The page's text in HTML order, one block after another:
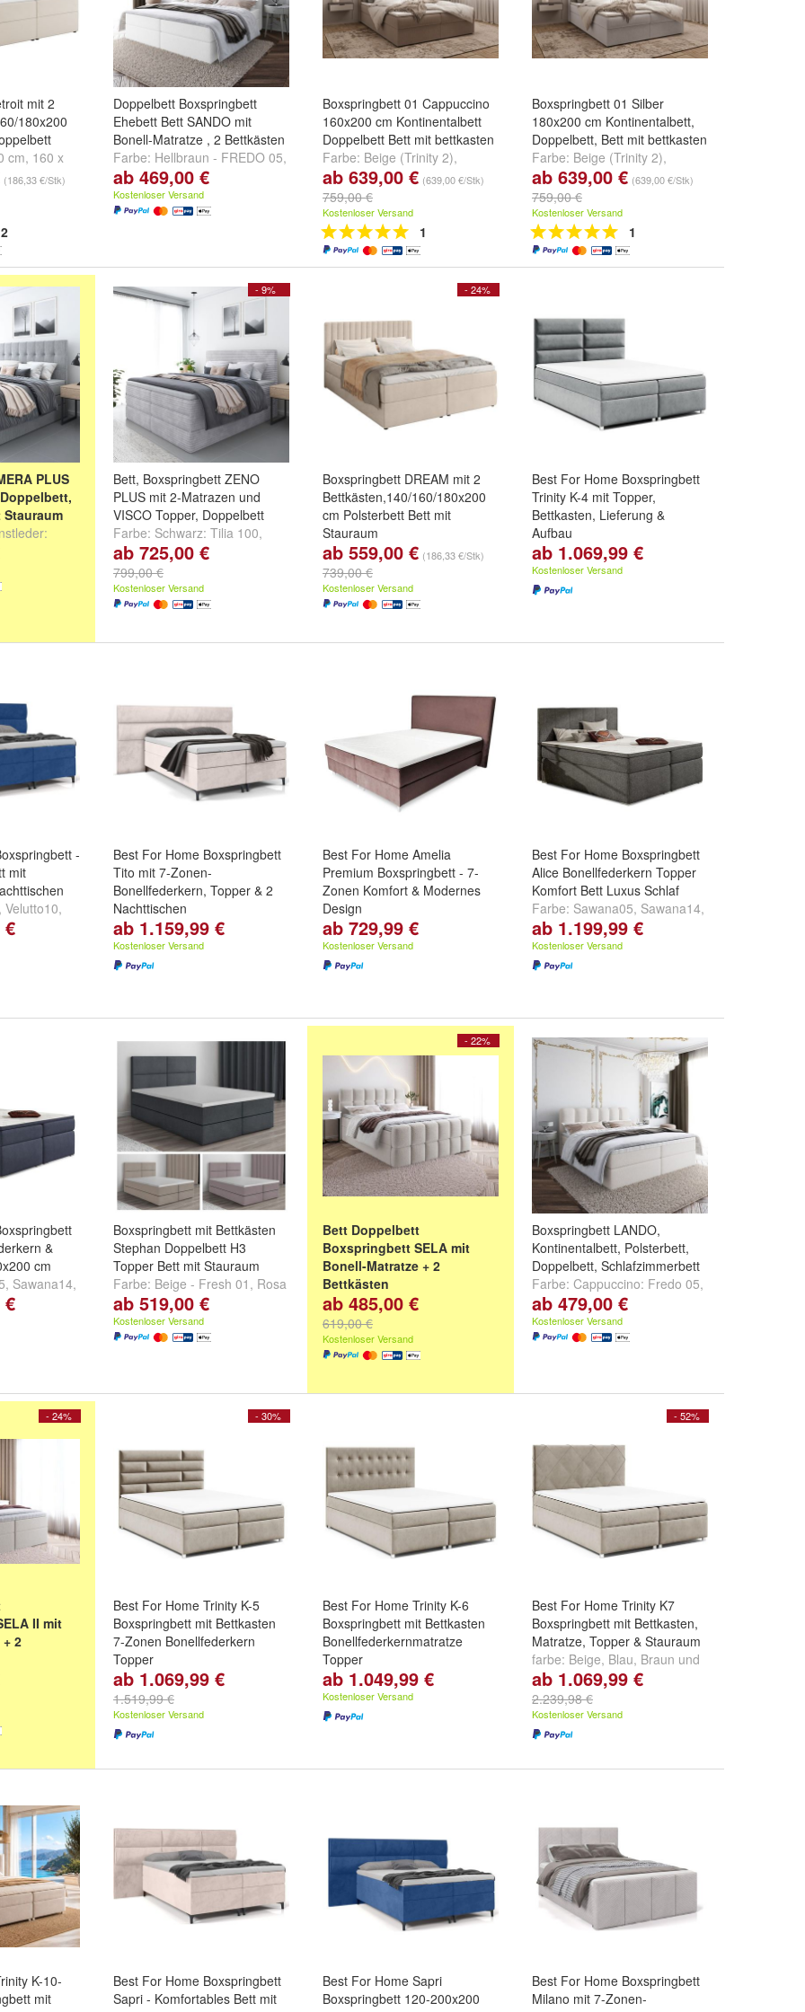
mit 2
180x200
cm, 160 x
200 cm
(186,33 €/Stk)
2
Doppelbett Boxspringbett
Ehebett Bett SANDO mit
Bonell-Matratze , 2 Bettkästen
Farbe: Hellbraun - FREDO 05,
Beige - FREDO 10
FREDO15undweitere ...
ab 469,00 €
Kostenloser Versand
Boxspringbett 01 Cappuccino
160x200 cm Kontinentalbett
Doppelbett Bett mit bettkasten
Farbe: Beige (Trinity 2),
Cappuccino (Trinity 5),Graphit
(Trinity 15)
ab 639,00 € (639,00 €/Stk)
759,00 €
Kostenloser Versand
1
Boxspringbett 01 Silber
180x200 cm Kontinentalbett,
Doppelbett, Bett mit bettkasten
Farbe: Beige (Trinity 2),
Cappuccino (Trinity 5),Graphit
(Trinity 15)
ab 639,00 € (639,00 €/Stk)
759,00 €
Kostenloser Versand
1
PLUS
1100
- 9%
Bett, Boxspringbett ZENO
PLUS mit 2-Matrazen und
VISCO Topper, Doppelbett
Farbe: Schwarz: Tilia 100,
Hellgrau: Tilia 86
85undweitere ...
ab 725,00 €
799,00 €
Kostenloser Versand
- 24%
Boxspringbett DREAM mit 2
Bettkästen,140/160/180x200
cm Polsterbett Bett mit
Stauraum
Größe:140 x 200 cm ,160 x
200 cmund
ab 559,00 € (186,33 €/Stk)
739,00 €
Kostenloser Versand
Best For Home Boxspringbett
Trinity K-4 mit Topper,
Bettkasten, Lieferung &
Aufbau
Farbe: Grau,Beige,
weitere ...
ab 1.069,99 €
Kostenloser Versand
-
mit
, Velutto10,
...
€
Best For Home Boxspringbett
Tito mit 7-Zonen-
Bonellfederkern, Topper & 2
Nachttischen
Farbe: Velutto 2, Velutto 10
Velutto 14undweitere ...
ab 1.159,99 €
Kostenloser Versand
Best For Home Amelia
Premium Boxspringbett - 7-
Zonen Komfort & Modernes
Design
Farbe:Türkis, Beige
undweitere ...
ab 729,99 €
Kostenloser Versand
Best For Home Boxspringbett
Alice Bonellfederkern Topper
Komfort Bett Luxus Schlaf
Farbe: Sawana05, Sawana14,
Sawana21undweitere ...
ab 1.199,99 €
Kostenloser Versand
&
cm
, Sawana14,
...
€
Boxspringbett mit Bettkästen
Stephan Doppelbett H3
Topper Bett mit Stauraum
Farbe: Beige - Fresh 01 , Rosa
- Fresh 09 ,Dunkelblau - Fresh
11undweitere ...
ab 519,00 €
Kostenloser Versand
- 22%
Bett Doppelbett
Boxspringbett SELA mit
Bonell-Matratze + 2
Bettkästen
Farbe:Cappuccino: Fredo 05
Beige: Fredo 10
Fredo 15undweitere ...
ab 485,00 €
619,00 €
Kostenloser Versand
Boxspringbett LANDO,
Kontinentalbett, Polsterbett,
Doppelbett, Schlafzimmerbett
Farbe: Cappuccino: Fredo 05,
Beige: Fredo 10,
Fredo 15undweitere ...
ab 479,00 €
Kostenloser Versand
- 24%
II mit
2
Fredo 05
...
- 30%
Best For Home Trinity K-5
Boxspringbett mit Bettkasten
7-Zonen Bonellfederkern
Topper
Farbe: Beige ,Blau,
weitere ...
ab 1.069,99 €
1.519,99 €
Kostenloser Versand
Best For Home Trinity K-6
Boxspringbett mit Bettkasten
Bonellfederkernmatratze
Topper
farbe: Beige, Blau ,Braun
weitere ...
ab 1.049,99 €
Kostenloser Versand
- 52%
Best For Home Trinity K7
Boxspringbett mit Bettkasten,
Matratze, Topper & Stauraum
farbe: Beige, Blau, Braun und
weitere ...
ab 1.069,99 €
2.239,98 €
Kostenloser Versand
K-10-
mit
Best For Home Boxspringbett
Sapri - Komfortables Bett mit
Best For Home Sapri
Boxspringbett 120-200x200
Best For Home Boxspringbett
Milano mit 7-Zonen-